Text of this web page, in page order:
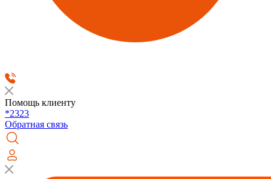
Помощь клиенту
*2323
Обратная связь